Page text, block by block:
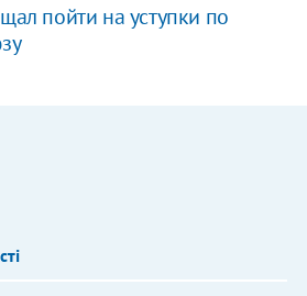
пойти на уступки по